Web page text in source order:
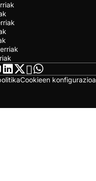
Cookieen konfigurazioa